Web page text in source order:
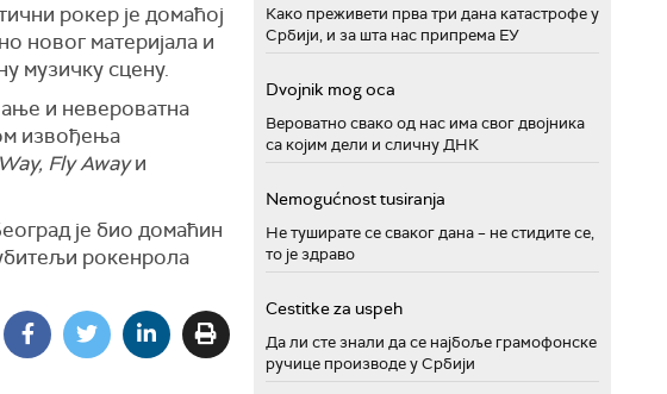
рокер је домаћој
новог материјала и
музичку сцену.
и невероватна
извођења
Fly Awayи
је био домаћин
рокенрола
Како преживети прва три дана катастрофе у
Србији, и за шта нас припрема ЕУ
Dvojnik mog oca
Вероватно свако од нас има свог двојника
са којим дели и сличну ДНК
Nemogućnost tusiranja
Не туширате се сваког дана – не стидите се,
то је здраво
Cestitke za uspeh
Да ли сте знали да се најбоље грамофонске
ручице производе у Србији